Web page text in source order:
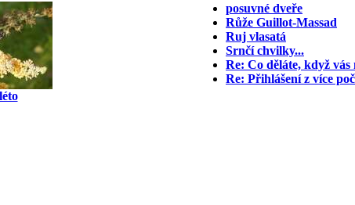
posuvné dveře
Růže Guillot-Massad
Ruj vlasatá
Srnčí chvilky...
Re: Co děláte, když vás
Re: Přihlášení z více